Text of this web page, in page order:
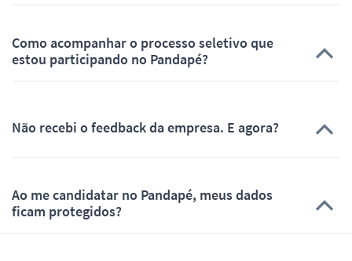
Como acompanhar o processo seletivo que
estou participando no Pandapé?
Não recebi o feedback da empresa. E agora?
Ao me candidatar no Pandapé, meus dados
ficam protegidos?